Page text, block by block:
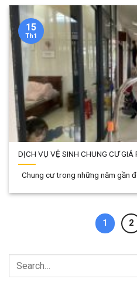
DỊCH VỤ VỆ SINH CHUNG CƯ
Chung cư trong những năm gần
15
Th1
1 2